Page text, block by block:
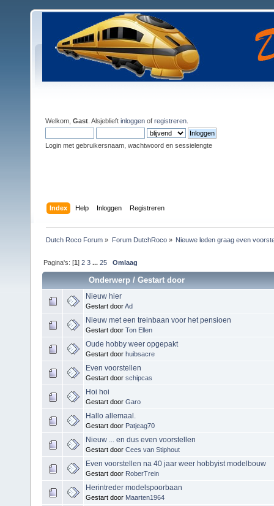
Welkom, Gast . Alsjeblieft inloggen of registreren
Login met gebruikersnaam, wachtwoord en sessielengte
Index Help Inloggen Registreren
Dutch Roco Forum » Forum DutchRoco» Nieuwe leden graag even
Pagina's: [1]2 3 ...25 Omlaag
Onderwerp /Gestart door
Nieuw hier
Gestart doorAd
Nieuw met een treinbaan voor het pensioen
Gestart door Ton Ellen
Oude hobby weer opgepakt
Gestart door huibsacre
Even voorstellen
Gestart door schipcas
Hoi hoi
Gestart door Garo
Hallo allemaal.
Gestart door Patjeag70
Nieuw ... en dus even voorstellen
Gestart door Cees van Stiphout
Even voorstellen na 40 jaar weer hobbyist modelbouw
Gestart door RoberTrein
Herintreder modelspoorbaan
Gestart door Maarten1964